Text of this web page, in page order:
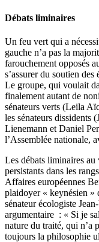
Débats liminaires
Un feu vert qui a
gauche n’a pas la
farouchement opposés
s’assurer du soutien
Le groupe, qui voulait
finalement autant de
sénateurs verts (Leila
les sénateurs dissidents
Lienemann et Daniel
l’Assemblée nationale,
Les débats liminaires
persistants dans les
Affaires européennes
plaidoyer « keynésien »
sénateur écologiste
argumentaire : « Si je
nature du traité, qui n’a
toujours la philosophie